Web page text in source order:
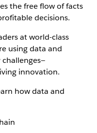
the free flow of facts
decisions.
at world-class
using data and
innovation.
how data and